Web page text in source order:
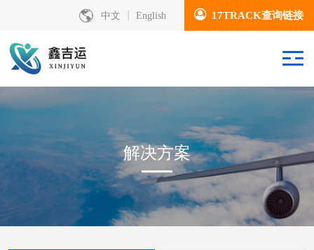
中文 English 17TRACK查询链接
解决方案